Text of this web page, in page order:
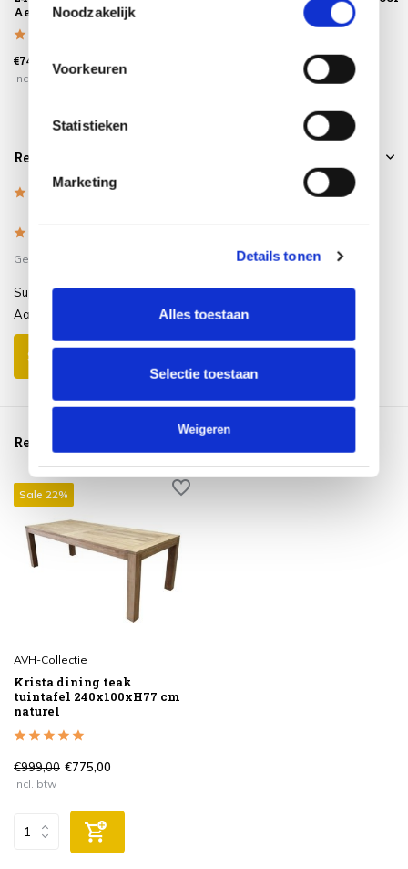
Noodzakelijk
Voorkeuren
Statistieken
Marketing
Details tonen
Alles toestaan
Selectie toestaan
Weigeren
AeroCover
€74,95
Incl. btw
€34,95
Incl. btw
Reviews
/5
Gepost door:
Super mooie en stevige tafel
Aanrader!!!
Schrijf je eigen review
Reeds bekeken
Sale 22%
AVH-Collectie
Krista dining teak
tuintafel 240x100xH77 cm
naturel
€999,00 €775,00
Incl. btw